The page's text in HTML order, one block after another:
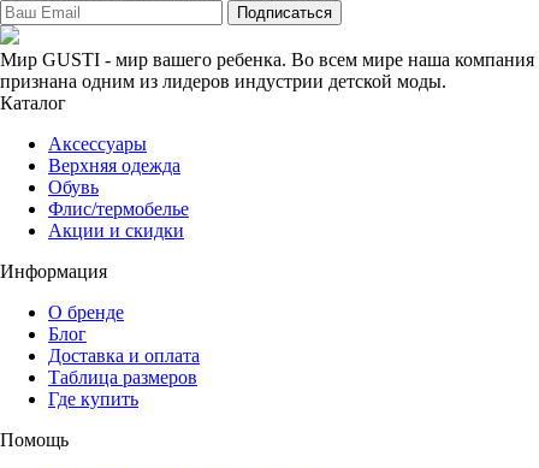
Подписаться
Мир GUSTI - мир вашего ребенка. Во всем мире наша компания
признана одним из лидеров индустрии детской моды.
Каталог
Аксессуары
Верхняя одежда
Обувь
Флис/термобелье
Акции и скидки
Информация
О бренде
Блог
Доставка и оплата
Таблица размеров
Где купить
Помощь